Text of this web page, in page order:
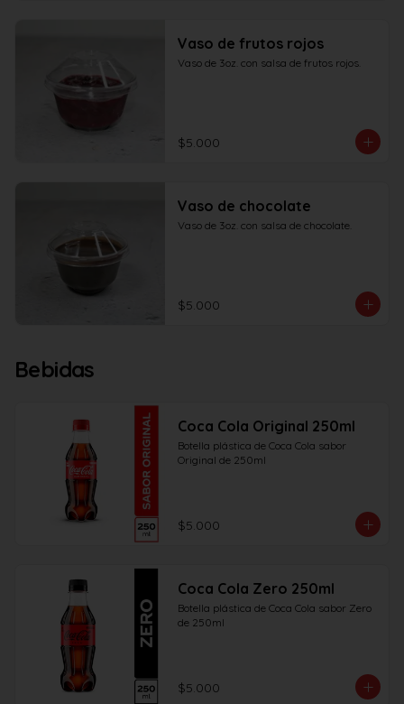
Vaso de frutos rojos
Vaso de 3oz. con salsa de frutos rojos.
$5.000
Vaso de chocolate
Vaso de 3oz. con salsa de chocolate.
$5.000
Bebidas
Coca Cola Original 250ml
Botella plástica de Coca Cola sabor
Original de 250ml
$5.000
Coca Cola Zero 250ml
Botella plástica de Coca Cola sabor Zero
de 250ml
$5.000